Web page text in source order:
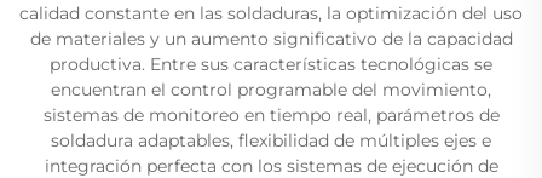
calidad constante en las soldaduras, la optimización del uso
de materiales y un aumento significativo de la capacidad
productiva. Entre sus características tecnológicas se
encuentran el control programable del movimiento,
sistemas de monitoreo en tiempo real, parámetros de
soldadura adaptables, flexibilidad de múltiples ejes e
integración perfecta con los sistemas de ejecución de